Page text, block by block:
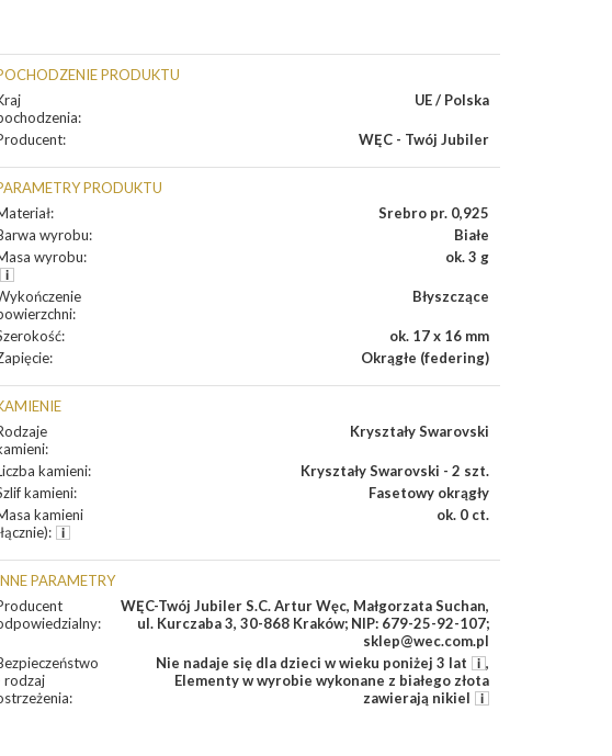
PRODUKTU
:
UE / Polska
: WĘC - Twój Jubiler
PRODUKTU
:
Srebro pr. 0,925
wyrobu:
Białe
wyrobu: ok. 3 g
:
Błyszczące
:
ok. 17 x 16 mm
: Okrągłe (federing)
:
Kryształy Swarovski
kamieni:
Kryształy Swarovski - 2 szt.
kamieni:
Fasetowy okrągły
kamieni
:
ok. 0 ct.
PARAMETRY
:
WĘC-Twój Jubiler S.C. Artur Węc, Małgorzata Suchan,
ul. Kurczaba 3, 30-868 Kraków; NIP: 679-25-92-107;
sklep@wec.com.pl
rodzaj
:
Nie nadaje się dla dzieci w wieku poniżej 3 lat
,
Elementy w wyrobie wykonane z białego złota
zawierają nikiel